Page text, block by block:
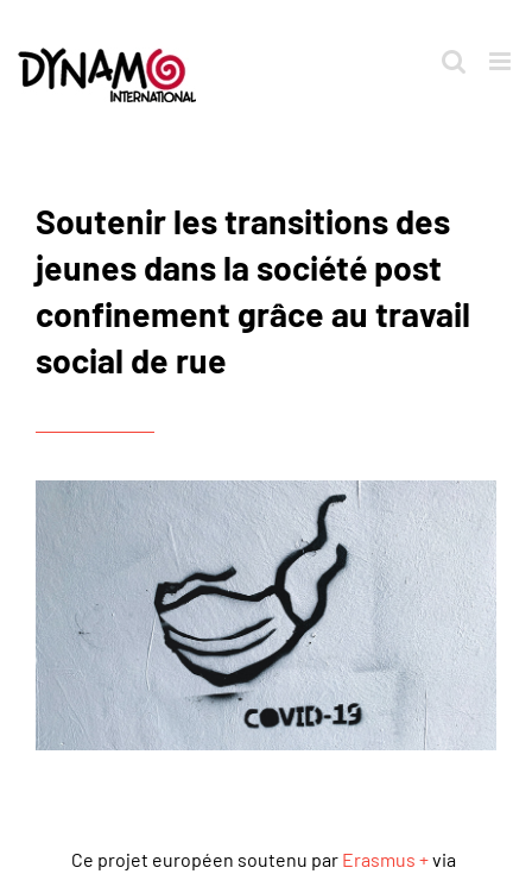
contenu
Soutenir les transitions des
jeunes dans la société post
confinement grâce au travail
social de rue
Ce projet européen soutenu par Erasmus +via